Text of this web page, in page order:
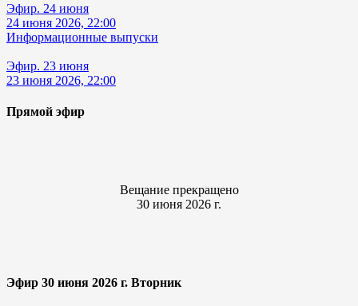
Эфир. 24 июня
24 июня 2026, 22:00
Информационные выпуски
Эфир. 23 июня
23 июня 2026, 22:00
Прямой эфир
Вещание прекращено
30 июня 2026 г.
Эфир 30 июня 2026 г. Вторник